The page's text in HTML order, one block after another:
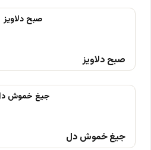
صبح دلاویز
جیغ خموش دل